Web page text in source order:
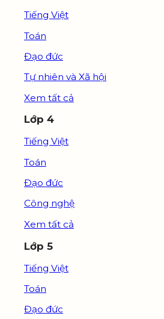
Tiếng Việt
Toán
Đạo đức
Tự nhiên và Xã hội
Xem tất cả
Lớp 4
Tiếng Việt
Toán
Đạo đức
Công nghệ
Xem tất cả
Lớp 5
Tiếng Việt
Toán
Đạo đức